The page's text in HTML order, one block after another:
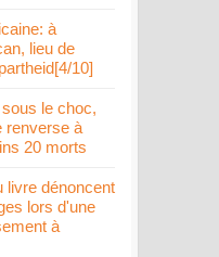
à
lieu de
10]
le choc,
renverse à
20 morts
livre dénoncent
lors d'une
à